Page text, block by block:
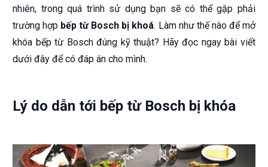
nhiên, trong quá trình sử dụng bạn sẽ có thể gặp phải
trường hợp bếp từ Bosch bị khoá. Làm như thế nào để mở
khóa bếp từ Bosch đúng kỹ thuật? Hãy đọc ngay bài viết
dưới đây để có đáp án cho mình.
Lý do dẫn tới bếp từ Bosch bị khóa